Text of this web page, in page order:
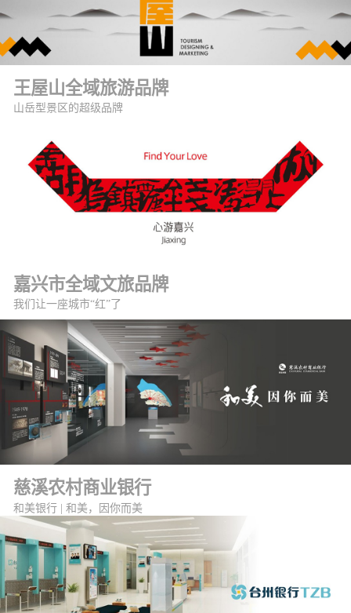
王屋山全域旅游品牌
山岳型景区的超级品牌
嘉兴市全域文旅品牌
我们让一座城市“红”了
慈溪农村商业银行
和美银行 | 和美，因你而美